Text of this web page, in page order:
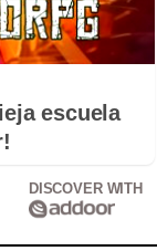
escuela
DISCOVER WITH